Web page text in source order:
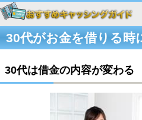
30代がお金を借りる時
30代は借金の内容が変わる